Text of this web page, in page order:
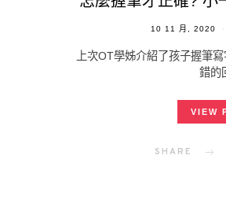
POSTED
10 11 月, 2020
上次OT學姊介紹了孩子握筆
錯的
VIEW
SHARE